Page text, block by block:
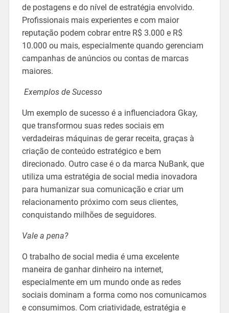
de postagens e do nível de estratégia envolvido.
Profissionais mais experientes e com maior
reputação podem cobrar entre R$ 3.000 e R$
10.000 ou mais, especialmente quando gerenciam
campanhas de anúncios ou contas de marcas
maiores.
Exemplos de Sucesso
Um exemplo de sucesso é a influenciadora Gkay,
que transformou suas redes sociais em
verdadeiras máquinas de gerar receita, graças à
criação de conteúdo estratégico e bem
direcionado. Outro case é o da marca NuBank, que
utiliza uma estratégia de social media inovadora
para humanizar sua comunicação e criar um
relacionamento próximo com seus clientes,
conquistando milhões de seguidores.
Vale a pena?
O trabalho de social media é uma excelente
maneira de ganhar dinheiro na internet,
especialmente em um mundo onde as redes
sociais dominam a forma como nos comunicamos
e consumimos. Com criatividade, estratégia e